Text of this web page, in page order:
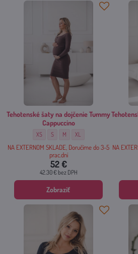
Tehotenské šaty na dojčenie Tummy
Cappuccino
Tehotenské šaty na dojčenie Tummy
XS Tehotenské šaty na dojčenie Tummy
S Tehotenské šaty na dojčenie
M Tehotenské šaty na
XL
NA EXTERNOM SKLADE, Doručíme do 3-5
prac.dní
52 €
42.30 €bez DPH
Zobraziť
NA